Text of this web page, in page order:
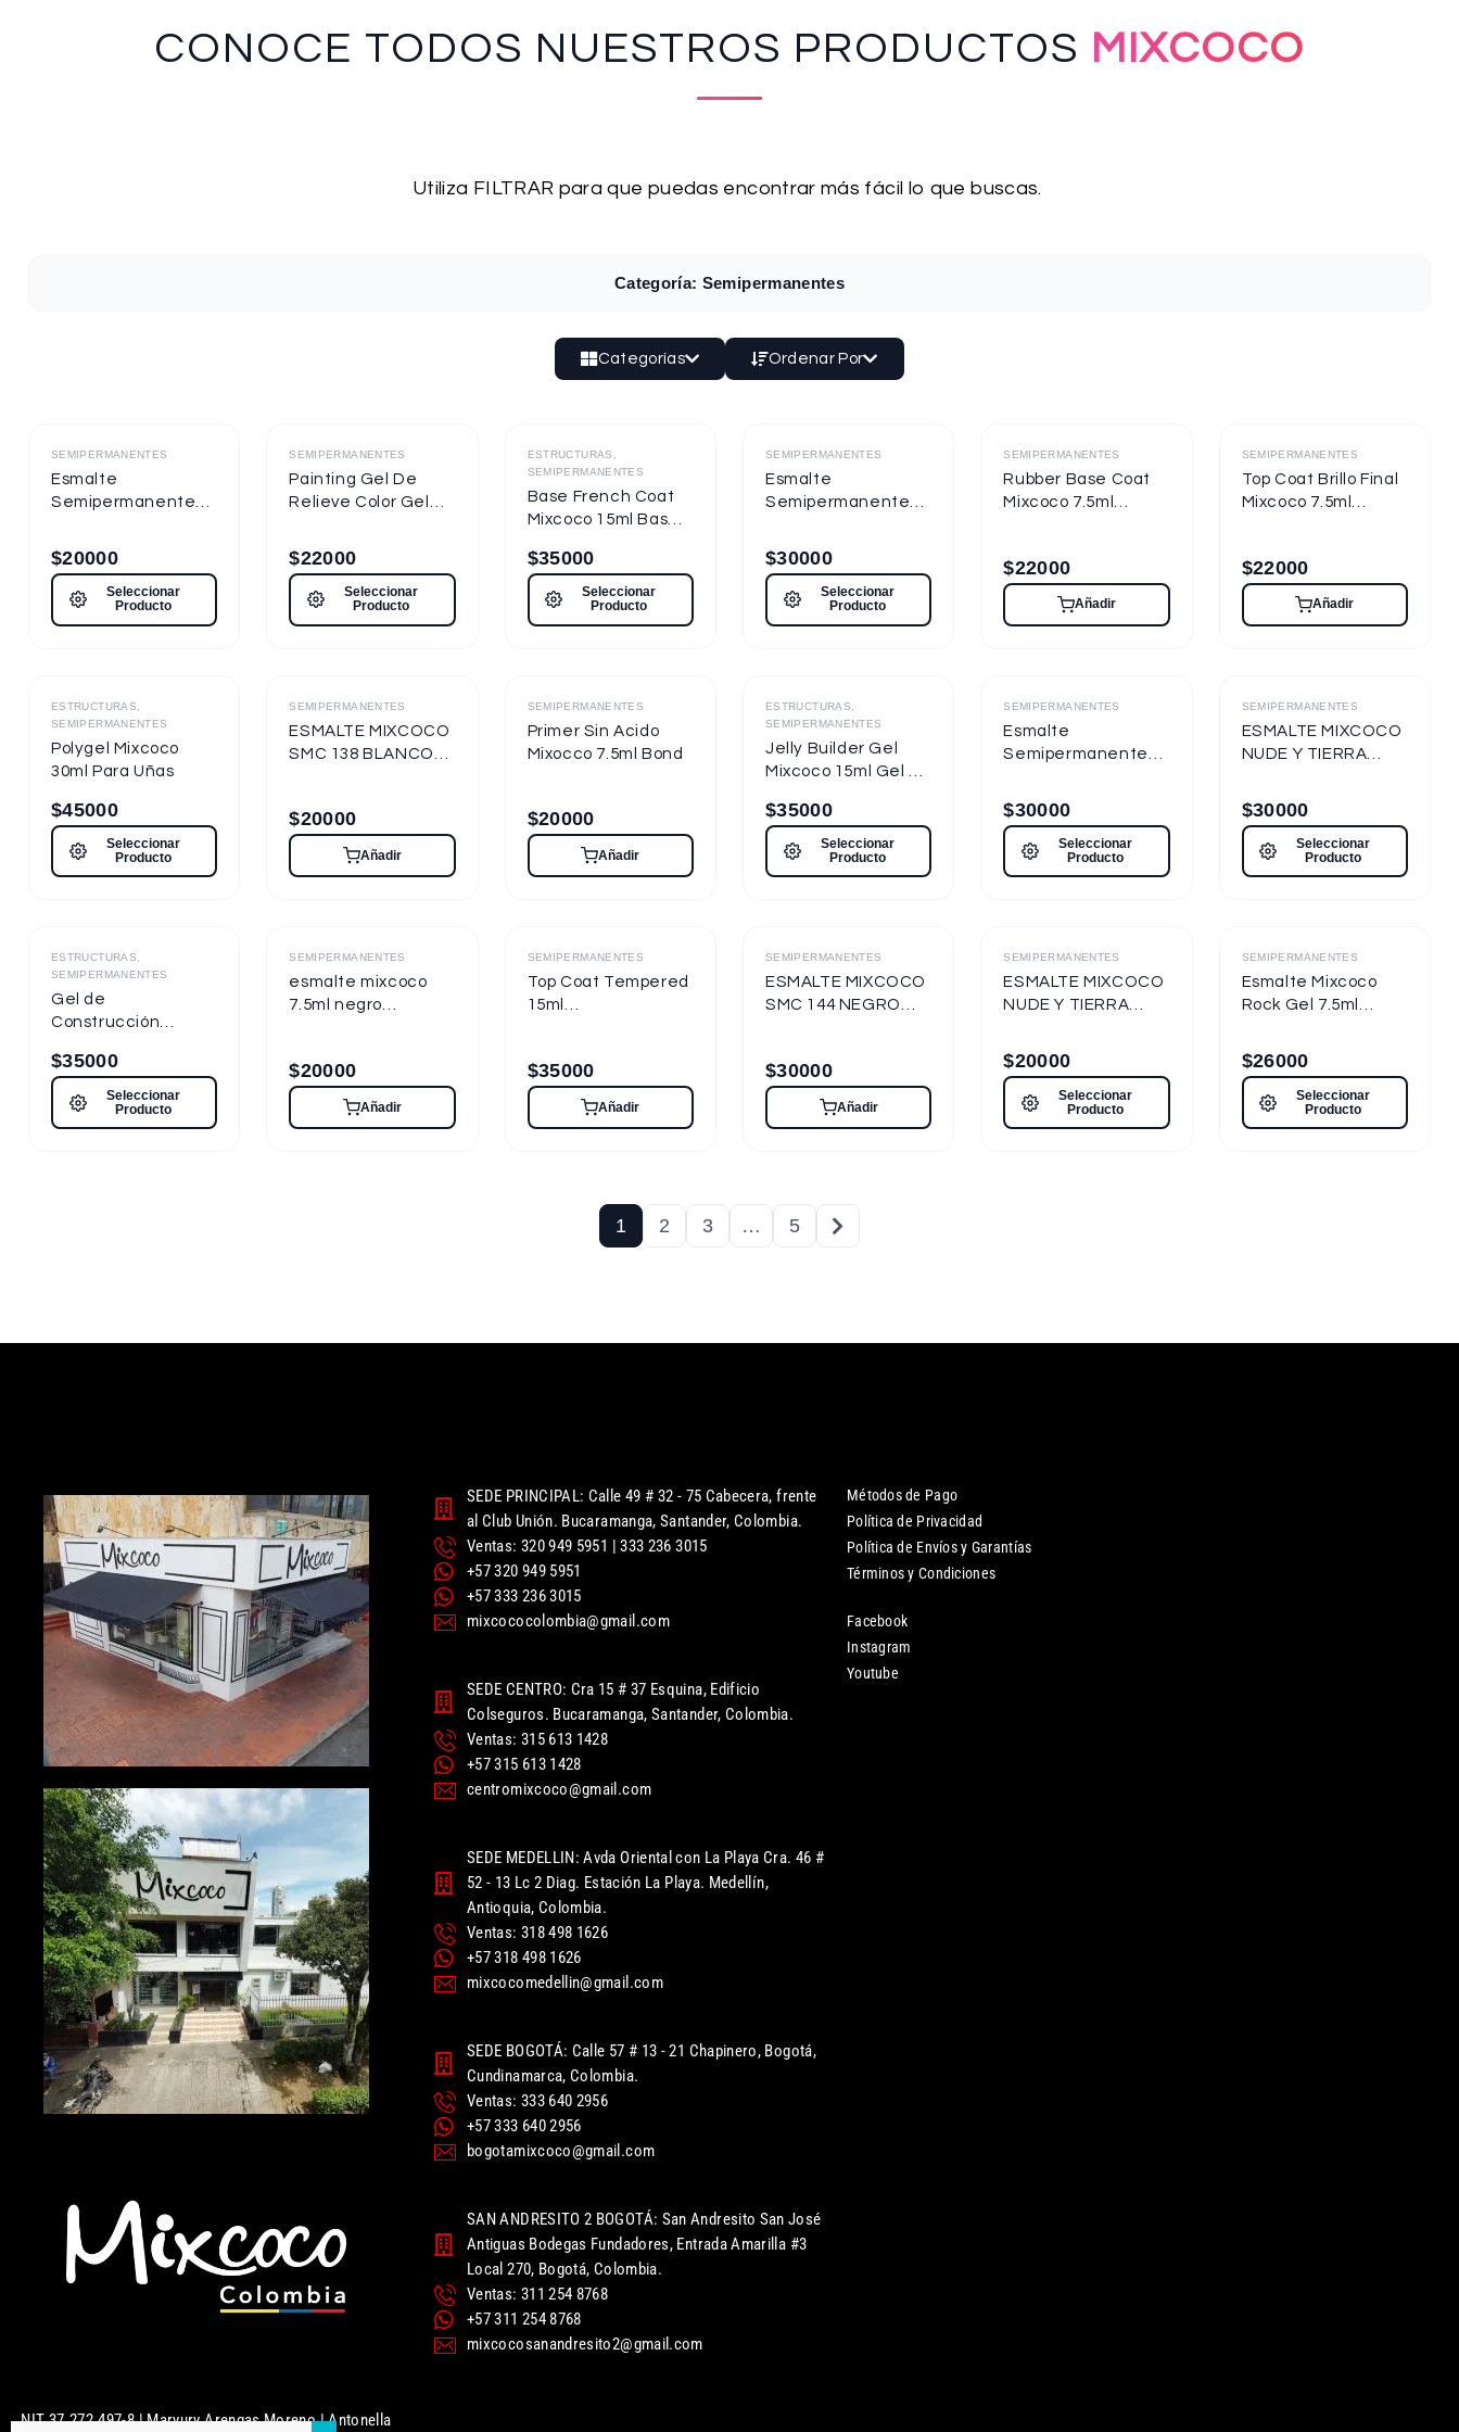
CONOCE TODOS NUESTROS PRODUCTOS MIXCOCO
Utiliza FILTRAR para que puedas encontrar más fácil lo que buscas.
Categoría: Semipermanentes
Categorías Ordenar Por
Destacado
SEMIPERMANENTES
Esmalte
Semipermanente
Semitraslúcido
7.5ml Nueva
Presentación
$20000
Seleccionar
Producto
Destacado
SEMIPERMANENTES
Painting Gel De
Relieve Color Gel
$22000
Seleccionar
Producto
Destacado
ESTRUCTURAS,
SEMIPERMANENTES
Base French Coat
Mixcoco 15ml Base
$35000
Seleccionar
Producto
Destacado
SEMIPERMANENTES
Esmalte
Semipermanente
Semitraslúcido 15ml
para Uñas
$30000
Seleccionar
Producto
Destacado
SEMIPERMANENTES
Rubber Base Coat
Mixcoco 7.5ml
$22000
Añadir
Destacado
SEMIPERMANENTES
Top Coat Brillo Final
Mixcoco 7.5ml
$22000
Añadir
Destacado
ESTRUCTURAS,
SEMIPERMANENTES
Polygel Mixcoco
30ml Para Uñas
$45000
Seleccionar
Producto
Destacado
SEMIPERMANENTES
ESMALTE MIXCOCO
SMC 138 BLANCO
$20000
Añadir
Destacado
SEMIPERMANENTES
Primer Sin Acido
Mixocco 7.5ml Bond
$20000
Añadir
ESTRUCTURAS,
SEMIPERMANENTES
Jelly Builder Gel
Mixcoco 15ml Gel de
$35000
Seleccionar
Producto
Destacado
SEMIPERMANENTES
Esmalte
Semipermanente
Princess Cat Eye
Mixcoco 7.5ml
$30000
Seleccionar
Producto
Destacado
SEMIPERMANENTES
ESMALTE MIXCOCO
NUDE Y TIERRA
Semipermanente
$30000
Seleccionar
Producto
Destacado
ESTRUCTURAS,
SEMIPERMANENTES
Gel de
Construcción
$35000
Seleccionar
Producto
Destacado
SEMIPERMANENTES
esmalte mixcoco
7.5ml negro
$20000
Añadir
Destacado
SEMIPERMANENTES
Top Coat Tempered
15ml
Resistente a
Rayaduras
$35000
Añadir
Destacado
SEMIPERMANENTES
ESMALTE MIXCOCO
SMC 144 NEGRO
$30000
Añadir
Destacado
SEMIPERMANENTES
ESMALTE MIXCOCO
NUDE Y TIERRA
Semipermanente
Nueva
Presentación
$20000
Seleccionar
Producto
Destacado
SEMIPERMANENTES
Esmalte Mixcoco
Rock Gel 7.5ml
Alto Brillo
$26000
Seleccionar
Producto
1 2 3 … 5
NIT 37.272.497-8 | Maryury Arengas Moreno | Antonella
SEDE PRINCIPAL: Calle 49 # 32 - 75 Cabecera, frente
al Club Unión. Bucaramanga, Santander, Colombia.
Ventas: 320 949 5951 | 333 236 3015
+57 320 949 5951
+57 333 236 3015
mixcococolombia@gmail.com
SEDE CENTRO: Cra 15 # 37 Esquina, Edificio
Colseguros. Bucaramanga, Santander, Colombia.
Ventas: 315 613 1428
+57 315 613 1428
centromixcoco@gmail.com
SEDE MEDELLIN: Avda Oriental con La Playa Cra. 46 #
52 - 13 Lc 2 Diag. Estación La Playa. Medellín,
Antioquia, Colombia.
Ventas: 318 498 1626
+57 318 498 1626
mixcocomedellin@gmail.com
SEDE BOGOTÁ: Calle 57 # 13 - 21 Chapinero, Bogotá,
Cundinamarca, Colombia.
Ventas: 333 640 2956
+57 333 640 2956
bogotamixcoco@gmail.com
SAN ANDRESITO 2 BOGOTÁ: San Andresito San José
Antiguas Bodegas Fundadores, Entrada Amarilla #3
Local 270, Bogotá, Colombia.
Ventas: 311 254 8768
+57 311 254 8768
mixcocosanandresito2@gmail.com
Métodos de Pago
Política de Privacidad
Política de Envíos y Garantías
Términos y Condiciones
Facebook
Instagram
Youtube